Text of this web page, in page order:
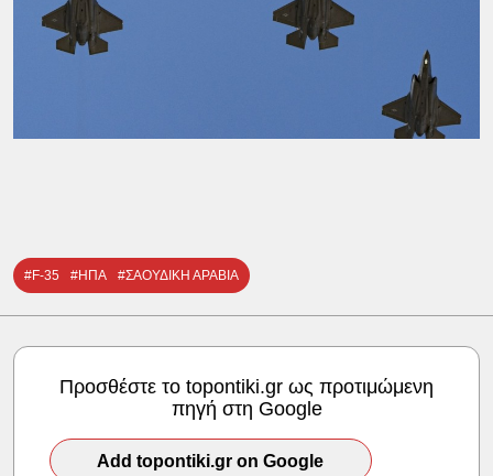
#F-35 #ΗΠΑ #ΣΑΟΥΔΙΚΗ ΑΡΑΒΙΑ
Προσθέστε το topontiki.gr ως προτιμώμενη
πηγή στη Google
Add topontiki.gr on Google